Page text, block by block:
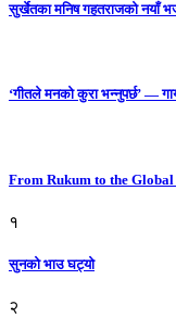
सुर्खेतका मनिष गहतराजको नयाँ
‘गीतले मनको कुरा भन्नुपर्छ’ —
From Rukum to the Global
१
सुनको भाउ घट्याे
२